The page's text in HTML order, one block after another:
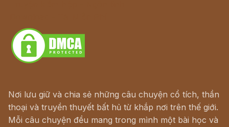
Nơi lưu giữ và chia sẻ những câu chuyện cổ tích, thần
thoại và truyền thuyết bất hủ từ khắp nơi trên thế giới.
Mỗi câu chuyện đều mang trong mình một bài học và